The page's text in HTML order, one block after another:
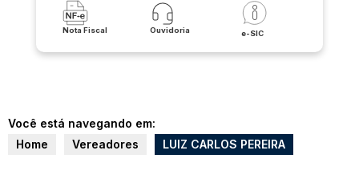
Nota Fiscal Ouvidoria e-SIC
Você está navegando em:
Home
Vereadores LUIZ CARLOS PEREIRA